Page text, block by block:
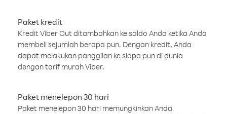
Paket kredit
Kredit Viber Out ditambahkan ke saldo Anda ketika Anda
membeli sejumlah berapa pun. Dengan kredit, Anda
dapat melakukan panggilan ke siapa pun di dunia
dengan tarif murah Viber.
Paket menelepon 30 hari
Paket menelepon 30 hari memungkinkan Anda